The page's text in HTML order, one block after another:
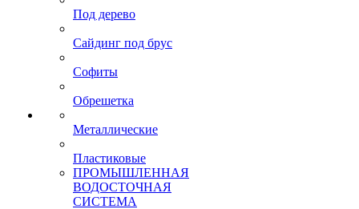
Под дерево
Сайдинг под брус
Софиты
Обрешетка
Металлические
Пластиковые
ПРОМЫШЛЕННАЯ
ВОДОСТОЧНАЯ
СИСТЕМА